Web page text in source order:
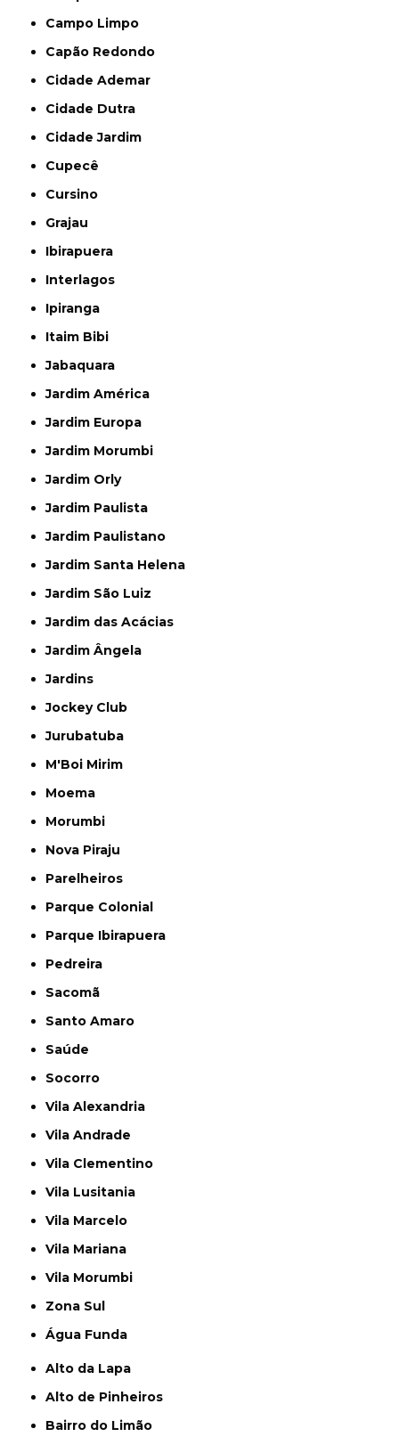
Campo Limpo
Capão Redondo
Cidade Ademar
Cidade Dutra
Cidade Jardim
Cupecê
Cursino
Grajau
Ibirapuera
Interlagos
Ipiranga
Itaim Bibi
Jabaquara
Jardim América
Jardim Europa
Jardim Morumbi
Jardim Orly
Jardim Paulista
Jardim Paulistano
Jardim Santa Helena
Jardim São Luiz
Jardim das Acácias
Jardim Ângela
Jardins
Jockey Club
Jurubatuba
M'Boi Mirim
Moema
Morumbi
Nova Piraju
Parelheiros
Parque Colonial
Parque Ibirapuera
Pedreira
Sacomã
Santo Amaro
Saúde
Socorro
Vila Alexandria
Vila Andrade
Vila Clementino
Vila Lusitania
Vila Marcelo
Vila Mariana
Vila Morumbi
Zona Sul
Água Funda
Alto da Lapa
Alto de Pinheiros
Bairro do Limão